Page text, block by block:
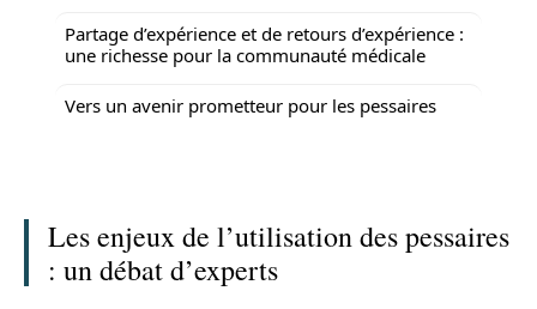
Partage d’expérience et de retours d’expérience :
une richesse pour la communauté médicale
Vers un avenir prometteur pour les pessaires
Les enjeux de l’utilisation des pessaires
: un débat d’experts